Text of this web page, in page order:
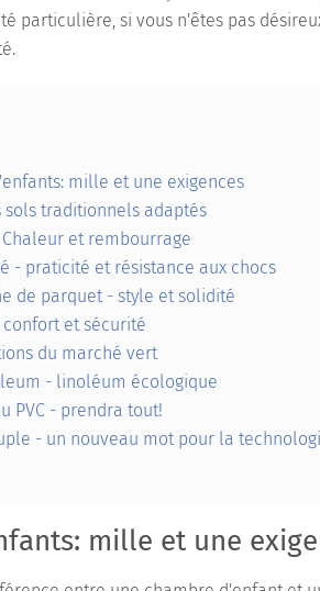
particulière, si vous n'êtes pas
mille et une exigences
sols traditionnels adaptés
Chaleur et rembourrage
- praticité et résistance aux chocs
de parquet - style et solidité
confort et sécurité
du marché vert
- linoléum écologique
PVC - prendra tout!
- un nouveau mot pour la
mille et une